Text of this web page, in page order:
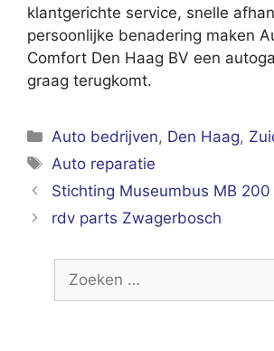
klantgerichte service, snelle
persoonlijke benadering maken
Comfort Den Haag BV een
graag terugkomt.
Categorieën
Auto bedrijven, Den Haag,
Tags
Auto reparatie
Stichting Museumbus MB
rdv parts Zwagerbosch
naar: